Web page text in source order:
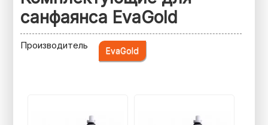
санфаянса EvaGold
Производитель EvaGold